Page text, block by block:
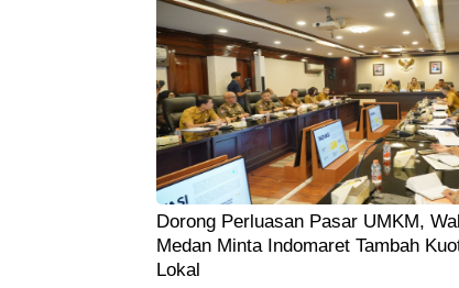
Dorong Perluasan Pasar UMKM,
Medan Minta Indomaret Tambah
Lokal